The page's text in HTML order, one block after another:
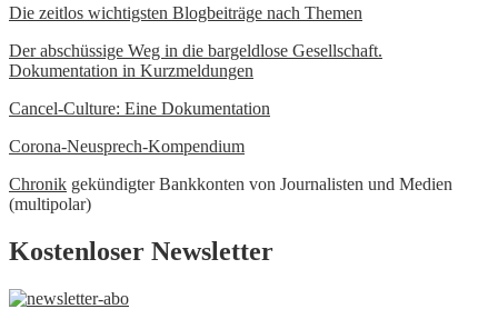
Die zeitlos wichtigsten Blogbeiträge nach Themen
Der abschüssige Weg in die bargeldlose Gesellschaft.
Dokumentation in Kurzmeldungen
Cancel-Culture: Eine Dokumentation
Corona-Neusprech-Kompendium
Chronik gekündigter Bankkonten von Journalisten und Medien
(multipolar)
Kostenloser Newsletter